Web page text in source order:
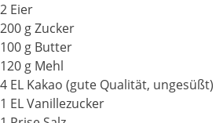
2 Eier
200 g Zucker
100 g Butter
120 g Mehl
4 EL Kakao (gute Qualität, ungesüßt)
1 EL Vanillezucker